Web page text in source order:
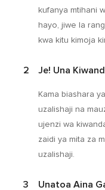
kufanya mtihani
hayo, jiwe la
kwa kitu kimoja
2 Je! Una
Kama biashara
uzalishaji na
ujenzi wa
zaidi ya mita za
uzalishaji.
3 Unatoa Aina